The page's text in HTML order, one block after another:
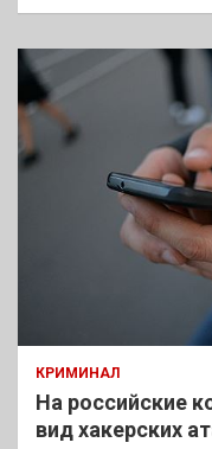
КРИМИНАЛ
На российские
вид хакерских